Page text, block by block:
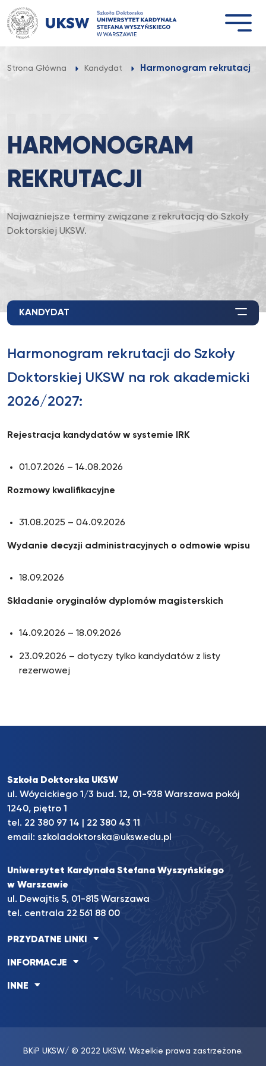
Przejdź
do
treści
Strona Główna Kandydat Harmonogram rekrutacji
HARMONOGRAM
REKRUTACJI
Najważniejsze terminy związane z rekrutacją do Szkoły
Doktorskiej UKSW.
KANDYDAT
Harmonogram rekrutacji do Szkoły
Doktorskiej UKSW na rok akademicki
2026/2027:
Rejestracja kandydatów w systemie IRK
01.07.2026 – 14.08.2026
Rozmowy kwalifikacyjne
31.08.2025 – 04.09.2026
Wydanie decyzji administracyjnych o odmowie wpisu
18.09.2026
Składanie oryginałów dyplomów magisterskich
14.09.2026 – 18.09.2026
23.09.2026 – dotyczy tylko kandydatów z listy
rezerwowej
Szkoła Doktorska UKSW
ul. Wóycickiego 1/3 bud. 12, 01-938 Warszawa pokój
1240, piętro 1
tel. 22 380 97 14
22 380 43 11
email: szkoladoktorska@uksw.edu.pl
Uniwersytet Kardynała Stefana Wyszyńskiego
w Warszawie
ul. Dewajtis 5, 01-815 Warszawa
tel. centrala 22 561 88 00
PRZYDATNE LINKI
INFORMACJE
INNE
BKiP UKSW/ © 2022 UKSW. Wszelkie prawa zastrzeżone.